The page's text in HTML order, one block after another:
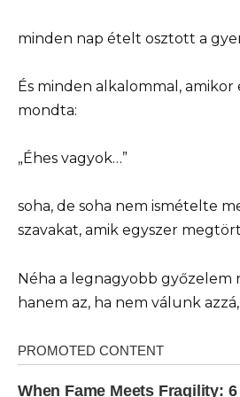
minden nap ételt osztott a
És minden alkalommal,
mondta:
„Éhes vagyok…”
soha, de soha nem ismételte
szavakat, amik egyszer
Néha a legnagyobb győzelem
hanem az, ha nem válunk